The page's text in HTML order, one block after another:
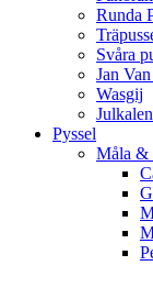
Runda
Svåra
Jan
Wasgij
Pyssel
Måla &